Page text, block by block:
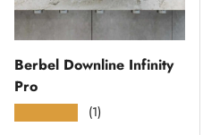
Berbel Downline Infinity
Pro
(1)